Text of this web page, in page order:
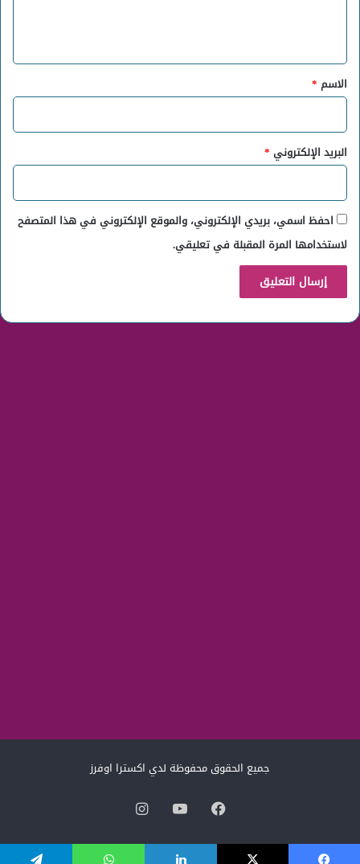
*
الاسم *
البريد الإلكتروني *
احفظ اسمي، بريدي الإلكتروني، والموقع الإلكتروني في هذا المتصفح
لاستخدامها المرة المقبلة في تعليقي.
جميع الحقوق محفوظة لدي اكسترا اوفرز
فيسبوك‫YouTubeانستقرام